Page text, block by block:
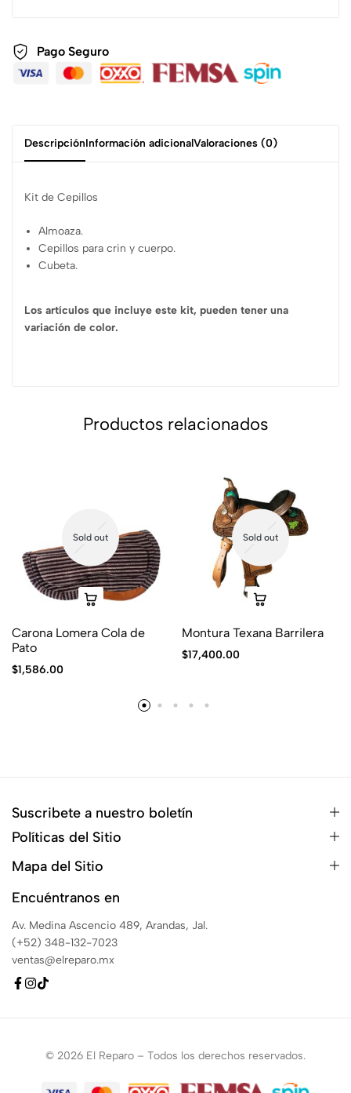
Pago Seguro
DescripciónInformación adicionalValoraciones (0)
Kit de Cepillos
Almoaza.
Cepillos para crin y cuerpo.
Cubeta.
Los artículos que incluye este kit, pueden tener una
variación de color.
Productos relacionados
Sold out
Carona Lomera Cola de
Pato
$1,586.00
Sold out
Montura Texana Barrilera
$17,400.00
Suscribete a nuestro boletín
Políticas del Sitio
Mapa del Sitio
Encuéntranos en
Av. Medina Ascencio 489, Arandas, Jal.
(+52) 348-132-7023
ventas@elreparo.mx
© 2026 El Reparo – Todos los derechos reservados.